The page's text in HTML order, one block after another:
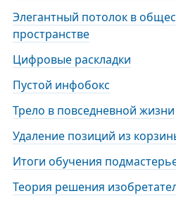
Элегантный потолок в
пространстве
Цифровые раскладки
Пустой инфобокс
Трело в повседневной жизни
Удаление позиций из
Итоги обучения
Теория решения